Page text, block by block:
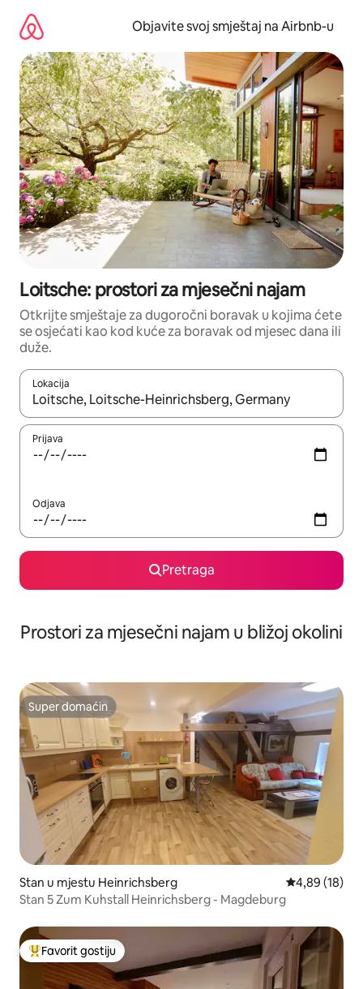
sadržaj
Objavite svoj smještaj na Airbnb-u
Loitsche: prostori za mjesečni najam
Otkrijte smještaje za dugoročni boravak u kojima ćete
se osjećati kao kod kuće za boravak od mjesec dana ili
duže.
Lokacija
Kad su rezultati dostupni, možete da se krećete kroz njih
Prijava
Odjava
Pretraga
Prostori za mjesečni najam u bližoj okolini
Super domaćin
Super domaćin
Stan u mjestu Heinrichsberg prosječna
4,89 (18)
Stan 5 Zum Kuhstall Heinrichsberg - Magdeburg
Glavni favorit gostiju
Favorit gostiju